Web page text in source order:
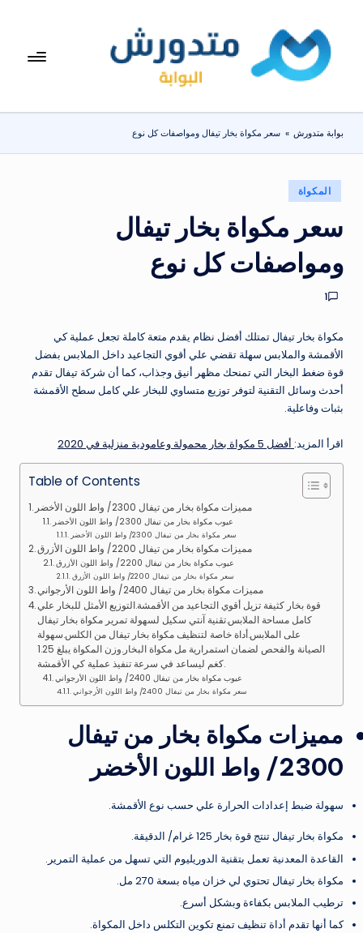
المحتوىبوا
مت
دو
ر
ش
تعرف
المنزلية
يومياً
بوابة متدورش » سعر مكواة بخار تيفال ومواصفات كل نوع
نُشر
في
المكواة
سعر مكواة بخار تيفال
ومواصفات كل نوع
1
مكواة بخار تيفال تمتلك أفضل نظام يقدم متعة كاملة تجعل عملية كي
الأقمشة والملابس سهلة تقضي علي أقوي التجاعيد داخل الملابس بفضل
قوة ضغط البخار التي تمنحك مظهر أنيق وجذاب، كما أن شركة تيفال تقدم
أحدث وسائل التقنية لتوفر توزيع متساوي للبخار علي كامل سطح الأقمشة
بثبات وفاعلية.
اقرأ المزيد: أفضل 5 مكواة بخار محمولة وعامودية منزلية في 2020
Table of Contents
مميزات مكواة بخار من تيفال 2300/ واط اللون الأخضر
عيوب مكواة بخار من تيفال 2300/ واط اللون الأخضر
سعر مكواة بخار من تيفال 2300/ واط اللون الأخضر
مميزات مكواة بخار من تيفال 2200/ واط اللون الأزرق
عيوب مكواة بخار من تيفال 2200/ واط اللون الأزرق
سعر مكواة بخار من تيفال 2200/ واط اللون الأزرق
مميزات مكواة بخار من تيفال 2400/ واط اللون الأرجواني
قوة بخار كثيفة تزيل أقوي التجاعيد من الأقمشة.التوزيع الأمثل للبخار علي
كامل مساحة الملابس.تقنية آنتي سكيل لسهولة تمرير مكواة بخار تيفال
على الملابس.أداة خاصة لتنظيف مكواة بخار تيفال من الكلس.سهولة
الصيانة والفحص لضمان استمرارية مل مكواة البخار.وزن المكواة يبلغ 1.25
كغم ليساعد في سرعة تنفيذ عملية كي الأقمشة.
عيوب مكواة بخار من تيفال 2400/ واط اللون الأرجواني
سعر مكواة بخار من تيفال 2400/ واط اللون الأرجواني
مميزات مكواة بخار من تيفال
2300/ واط اللون الأخضر
سهولة ضبط إعدادات الحرارة علي حسب نوع الأقمشة.
مكواة بخار تيفال تنتج قوة بخار 125 غرام/ الدقيقة.
القاعدة المعدنية تعمل بتقنية الدوريليوم التي تسهل من عملية التمرير.
مكواة بخار تيفال تحتوي لي خزان مياه بسعة 270 مل.
ترطيب الملابس بكفاءة وبشكل أسرع.
كما أنها تقدم أداة تنظيف تمنع تكوين التكلس داخل المكواة.